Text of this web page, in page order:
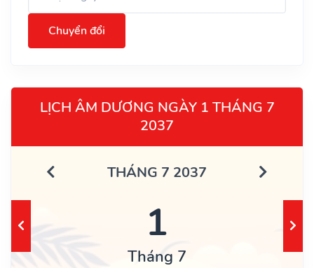
Chuyển đổi
LỊCH ÂM DƯƠNG NGÀY 1 THÁNG 7
2037
THÁNG 7 2037
1
Tháng 7